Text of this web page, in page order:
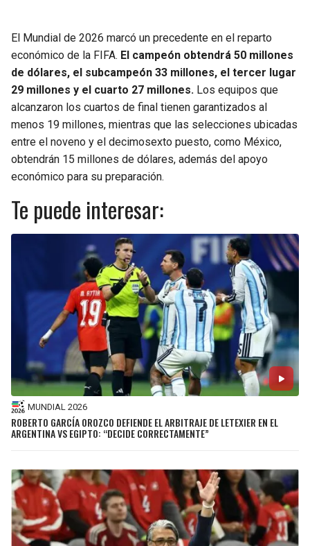
El Mundial de 2026 marcó un precedente en el reparto
económico de la FIFA. El campeón obtendrá 50 millones
de dólares, el subcampeón 33 millones, el tercer lugar
29 millones y el cuarto 27 millones. Los equipos que
alcanzaron los cuartos de final tienen garantizados al
menos 19 millones, mientras que las selecciones ubicadas
entre el noveno y el decimosexto puesto, como México,
obtendrán 15 millones de dólares, además del apoyo
económico para su preparación.
Te puede interesar:
MUNDIAL 2026
ROBERTO GARCÍA OROZCO DEFIENDE EL ARBITRAJE DE LETEXIER EN EL
ARGENTINA VS EGIPTO: “DECIDE CORRECTAMENTE”